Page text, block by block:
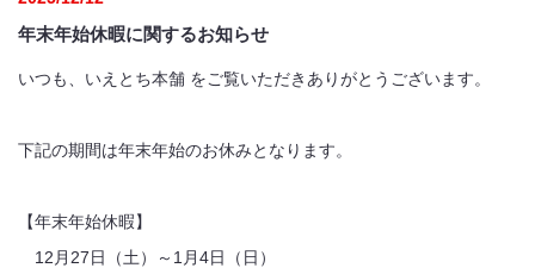
年末年始休暇に関するお知らせ
いつも、いえとち本舗 をご覧いただきありがとうございます。
下記の期間は年末年始のお休みとなります。
【年末年始休暇】
12月27日（土）～1月4日（日）